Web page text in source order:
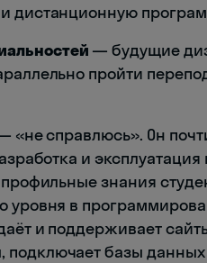
дистанционную
— будущие
пройти
«не справлюсь». Он
и
профильные знания
уровня в
и поддерживает
подключает базы